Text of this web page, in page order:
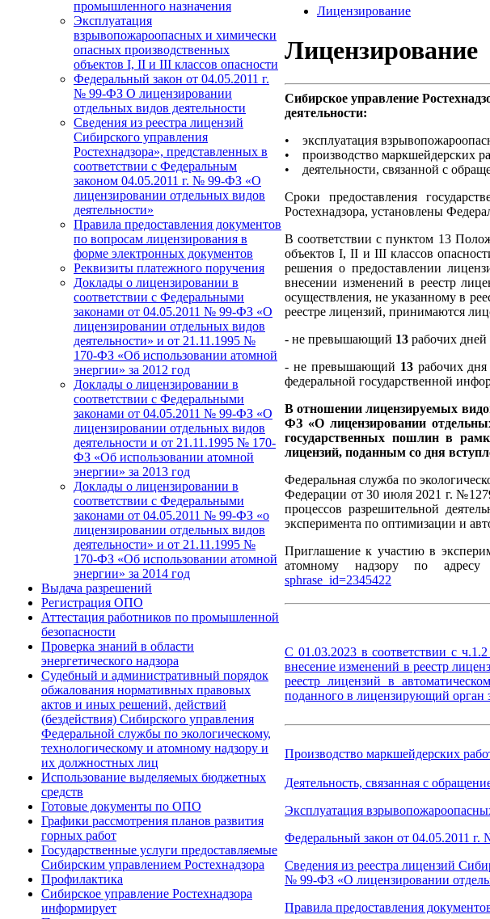
промышленного назначения
Эксплуатация
взрывопожароопасных и химически
опасных производственных
объектов I, II и III классов опасности
Федеральный закон от 04.05.2011 г.
№ 99-ФЗ О лицензировании
отдельных видов деятельности
Сведения из реестра лицензий
Сибирского управления
Ростехнадзора», представленных в
соответствии с Федеральным
законом 04.05.2011 г. № 99-ФЗ «О
лицензировании отдельных видов
деятельности»
Правила предоставления документов
по вопросам лицензирования в
форме электронных документов
Реквизиты платежного поручения
Доклады о лицензировании в
соответствии с Федеральными
законами от 04.05.2011 № 99-ФЗ «О
лицензировании отдельных видов
деятельности» и от 21.11.1995 №
170-ФЗ «Об использовании атомной
энергии» за 2012 год
Доклады о лицензировании в
соответствии с Федеральными
законами от 04.05.2011 № 99-ФЗ «О
лицензировании отдельных видов
деятельности и от 21.11.1995 № 170-
ФЗ «Об использовании атомной
энергии» за 2013 год
Доклады о лицензировании в
соответствии с Федеральными
законами от 04.05.2011 № 99-ФЗ «о
лицензировании отдельных видов
деятельности» и от 21.11.1995 №
170-ФЗ «Об использовании атомной
энергии» за 2014 год
Выдача разрешений
Регистрация ОПО
Аттестация работников по промышленной
безопасности
Проверка знаний в области
энергетического надзора
Судебный и административный порядок
обжалования нормативных правовых
актов и иных решений, действий
(бездействия) Сибирского управления
Федеральной службы по экологическому,
технологическому и атомному надзору и
их должностных лиц
Использование выделяемых бюджетных
средств
Готовые документы по ОПО
Графики рассмотрения планов развития
горных работ
Государственные услуги предоставляемые
Сибирским управлением Ростехнадзора
Профилактика
Сибирское управление Ростехнадзора
информирует
Лицензирование
Лицензирование
Сибирское управление
деятельности:
• эксплуатация
• производство маркшейдерских
• деятельности, связанной с
Сроки предоставления
Ростехнадзора, установлены
В соответствии с пунктом 13
объектов I, II и III классов
решения о предоставлении
внесении изменений в реестр
осуществления, не указанному в
реестре лицензий, принимаются
- не превышающий 13 рабочих дней
- не превышающий 13рабочих дня
федеральной государственной
В отношении лицензируемых
ФЗ «О лицензировании
государственных пошлин в
лицензий, поданным со дня
Федеральная служба по
Федерации от 30 июля 2021 г.
процессов разрешительной
эксперимента по оптимизации и
Приглашение к участию в
атомному надзору по адресу
sphrase_id=2345422
С 01.03.2023 в соответствии с
внесение изменений в реестр
реестр лицензий в
поданного в лицензирующий орган
Производство маркшейдерских
Деятельность, связанная с
Эксплуатация
Федеральный закон от 04.05.2011
Сведения из реестра лицензий
№ 99-ФЗ «О лицензировании
Правила предоставления